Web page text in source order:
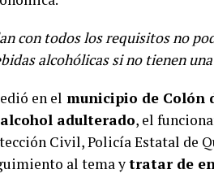
con todos los requisitos no
alcohólicas si no tienen
en el municipio de Colón
adulterado, el
Civil, Policía Estatal de
al tema ytratar de